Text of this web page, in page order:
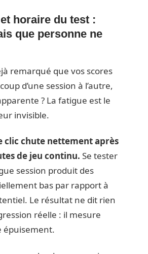
horaire du test :
que personne ne
remarqué que vos scores
d’une session à l’autre,
? La fatigue est le
invisible.
clic chute nettement après
de jeu continu. Se tester
session produit des
bas par rapport à
Le résultat ne dit rien
réelle : il mesure
épuisement.